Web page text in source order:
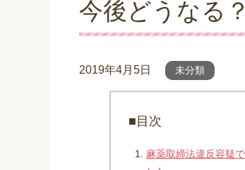
今後どうなる
2019年4月5日 未分類
■目次
麻薬取締法違反容疑